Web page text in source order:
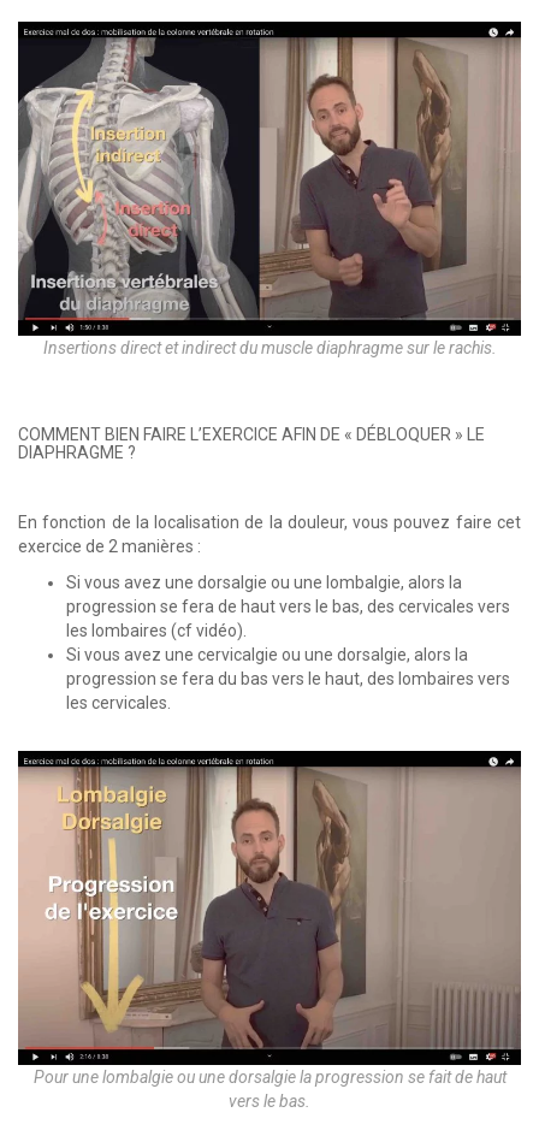
Insertions direct et indirect du muscle diaphragme sur le rachis.
COMMENT BIEN FAIRE L’EXERCICE AFIN DE « DÉBLOQUER » LE
DIAPHRAGME ?
En fonction de la localisation de la douleur, vous pouvez faire cet
exercice de 2 manières :
Si vous avez une dorsalgie ou une lombalgie, alors la
progression se fera de haut vers le bas, des cervicales vers
les lombaires (cf vidéo).
Si vous avez une cervicalgie ou une dorsalgie, alors la
progression se fera du bas vers le haut, des lombaires vers
les cervicales.
Pour une lombalgie ou une dorsalgie la progression se fait de haut
vers le bas.